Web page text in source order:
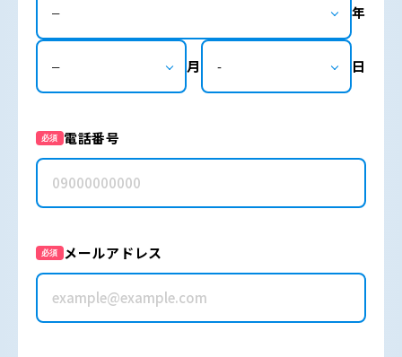
年
月 日
必須 電話番号
必須 メールアドレス